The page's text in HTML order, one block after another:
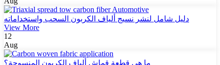
دليل شامل لنشر نسيج ألياف الكربون السحب واستخداماته
View More
12
Aug
ما هي قطعة قماش ألياف الكربون المنسوجة؟